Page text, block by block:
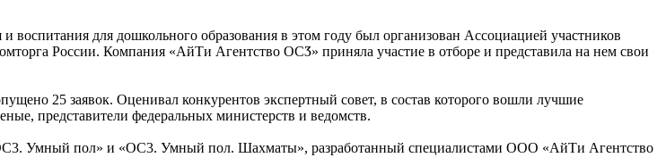
воспитания для дошкольного образования в этом году был организован Ассоциацией участников
России. Компания «АйТи Агентство ОСӠ» приняла участие в отборе и представила на нем свои
25 заявок. Оценивал конкурентов экспертный совет, в состав которого вошли лучшие
представители федеральных министерств и ведомств.
Умный пол» и «ОС3. Умный пол. Шахматы», разработанный специалистами ООО «АйТи Агентство